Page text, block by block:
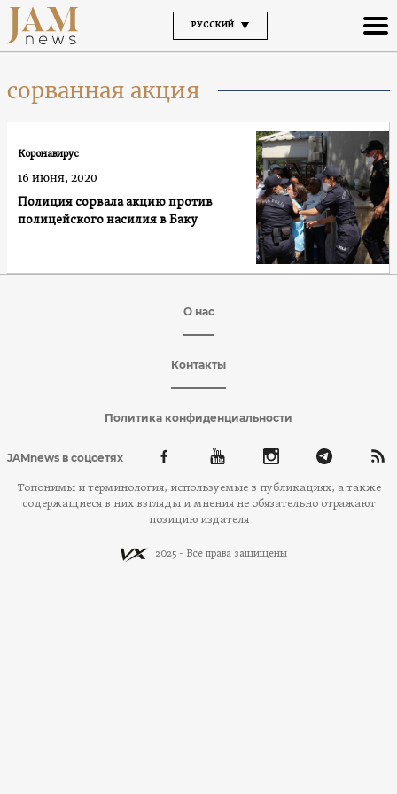
РУССКИЙ
сорванная акция
Полиция сорвала акцию против
полицейского насилия в Баку
Коронавирус
16 июня, 2020
О нас
Контакты
Политика конфиденциальности
JAMnews в соцсетях
Топонимы и терминология, используемые в публикациях, а также
содержащиеся в них взгляды и мнения не обязательно отражают
позицию издателя
2025 - Все права защищены